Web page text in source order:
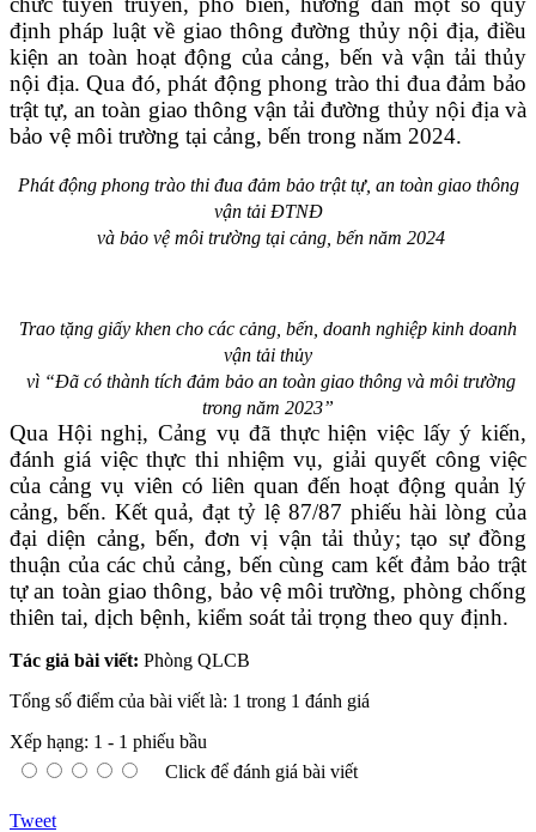
định pháp luật về giao thông đường thủy nội địa, điều
kiện an toàn hoạt động của cảng, bến và vận tải thủy
nội địa. Qua đó, phát động phong trào thi đua đảm bảo
trật tự, an toàn giao thông vận tải đường thủy nội địa và
bảo vệ môi trường tại cảng, bến trong năm 2024.
Phát động phong trào thi đua đảm bảo trật tự, an toàn giao thông
vận tải ĐTNĐ
và bảo vệ môi trường tại cảng, bến năm 2024
Trao tặng giấy khen cho các cảng, bến, doanh nghiệp kinh doanh
vận tải thủy
vì “Đã có thành tích đảm bảo an toàn giao thông và môi trường
trong năm 2023”
Qua Hội nghị, Cảng vụ đã thực hiện việc lấy ý kiến,
đánh giá việc thực thi nhiệm vụ, giải quyết công việc
của cảng vụ viên có liên quan đến hoạt động quản lý
cảng, bến. Kết quả, đạt tỷ lệ 87/87 phiếu hài lòng của
đại diện cảng, bến, đơn vị vận tải thủy; tạo sự đồng
thuận của các chủ cảng, bến cùng cam kết đảm bảo trật
tự an toàn giao thông, bảo vệ môi trường, phòng chống
thiên tai, dịch bệnh, kiểm soát tải trọng theo quy định.
Tác giả bài viết: Phòng QLCB
Tổng số điểm của bài viết là: 1 trong 1 đánh giá
Xếp hạng: 1 - 1 phiếu bầu
Click để đánh giá bài viết
Tweet